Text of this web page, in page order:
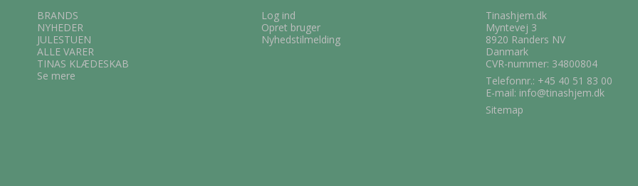
BRANDS
NYHEDER
JULESTUEN
ALLE VARER
TINAS KLÆDESKAB
Se mere
Log ind
Opret bruger
Nyhedstilmelding
Tinashjem.dk
Myntevej 3
8920 Randers NV
Danmark
CVR-nummer: 34800804
Telefonnr.: +45 40 51 83 00
E-mail: info@tinashjem.dk
Sitemap